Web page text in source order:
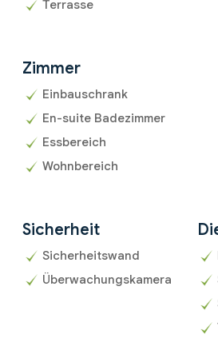
Terrasse
Zimmer
Einbauschrank
En-suite Badezimmer
Essbereich
Wohnbereich
Sicherheit
Sicherheitswand
Überwachungskamera